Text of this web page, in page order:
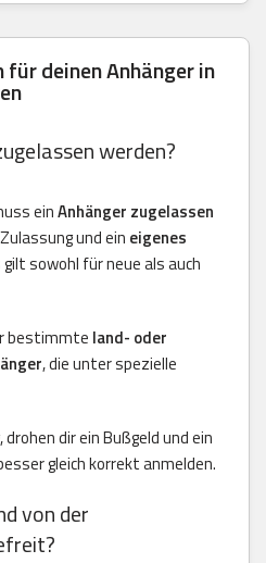
für deinen Anhänger in
werden?
einAnhänger zugelassen
und ein eigenes
sowohl für neue als auch
bestimmte land- oder
, die unter spezielle
dir ein Bußgeld und ein
gleich korrekt anmelden.
von der